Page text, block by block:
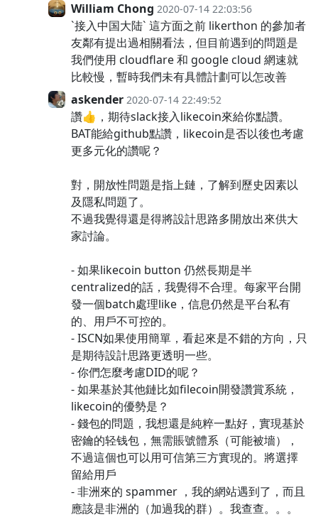
William Chong 2020-07-14 22:03:56
`接入中国大陆` 這方面之前 likerthon 的參加者
友鄰有提出過相關看法，但目前遇到的問題是
我們使用 cloudflare 和 google cloud 網速就
比較慢，暫時我們未有具體計劃可以怎改善
askender 2020-07-14 22:49:52
讚👍，期待slack接入likecoin來給你點讚。
BAT能給github點讚，likecoin是否以後也考慮
更多元化的讚呢？
對，開放性問題是指上鏈，了解到歷史因素以
及隱私問題了。
不過我覺得還是得將設計思路多開放出來供大
家討論。
- 如果likecoin button 仍然長期是半
centralized的話，我覺得不合理。每家平台開
發一個batch處理like，信息仍然是平台私有
的、用戶不可控的。
- ISCN如果使用簡單，看起來是不錯的方向，只
是期待設計思路更透明一些。
- 你們怎麼考慮DID的呢？
- 如果基於其他鏈比如filecoin開發讚賞系統，
likecoin的優勢是？
- 錢包的問題，我想還是純粹一點好，實現基於
密鑰的轻钱包，無需賬號體系（可能被墻），
不過這個也可以用可信第三方實現的。將選擇
留給用戶
- 非洲來的 spammer ，我的網站遇到了，而且
應該是非洲的（加過我的群）。我查查。。。